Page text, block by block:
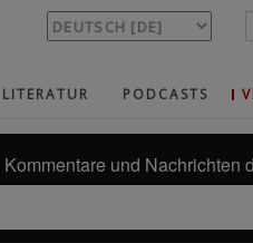
LITERATUR PODCASTS
und Nachrichten